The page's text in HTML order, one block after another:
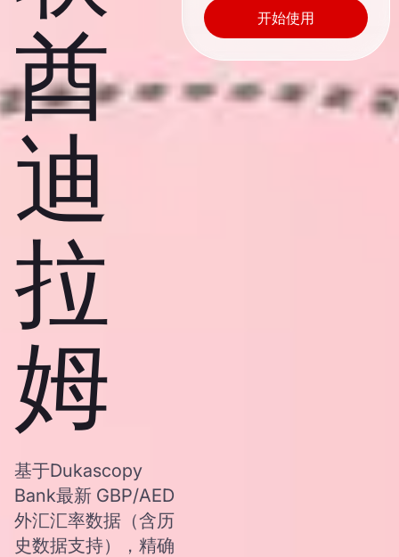
酋
迪
拉
姆
基于Dukascopy
Bank最新 GBP/AED
外汇汇率数据（含历
史数据支持），精确
开始使用